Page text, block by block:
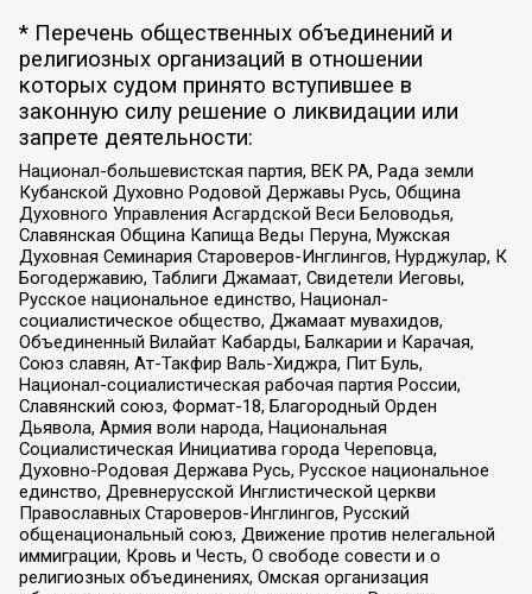
* Перечень общественных объединений и
религиозных организаций в отношении
которых судом принято вступившее в
законную силу решение о ликвидации или
запрете деятельности:
Национал-большевистская партия, ВЕК РА, Рада земли
Кубанской Духовно Родовой Державы Русь, Община
Духовного Управления Асгардской Веси Беловодья,
Славянская Община Капища Веды Перуна, Мужская
Духовная Семинария Староверов-Инглингов, Нурджулар, К
Богодержавию, Таблиги Джамаат, Свидетели Иеговы,
Русское национальное единство, Национал-
социалистическое общество, Джамаат мувахидов,
Объединенный Вилайат Кабарды, Балкарии и Карачая,
Союз славян, Ат-Такфир Валь-Хиджра, Пит Буль,
Национал-социалистическая рабочая партия России,
Славянский союз, Формат-18, Благородный Орден
Дьявола, Армия воли народа, Национальная
Социалистическая Инициатива города Череповца,
Духовно-Родовая Держава Русь, Русское национальное
единство, Древнерусской Инглистической церкви
Православных Староверов-Инглингов, Русский
общенациональный союз, Движение против нелегальной
иммиграции, Кровь и Честь, О свободе совести и о
религиозных объединениях, Омская организация